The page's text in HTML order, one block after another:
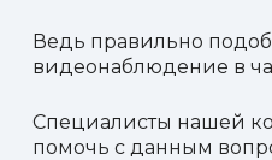
Ведь правильно
видеонаблюдение в
Специалисты нашей
помочь с данным